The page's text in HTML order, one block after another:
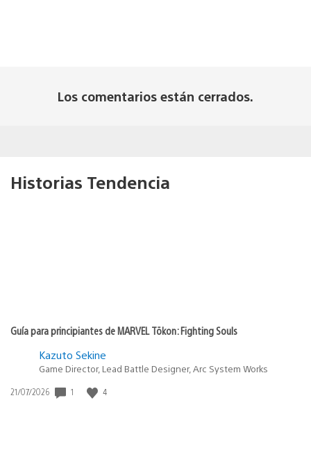
Los comentarios están cerrados.
Historias Tendencia
Guía para principiantes de MARVEL Tōkon: Fighting Souls
Kazuto Sekine
Game Director, Lead Battle Designer, Arc System Works
Fecha
21/07/2026 1 4